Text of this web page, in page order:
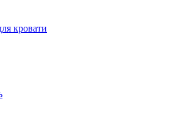
кровати